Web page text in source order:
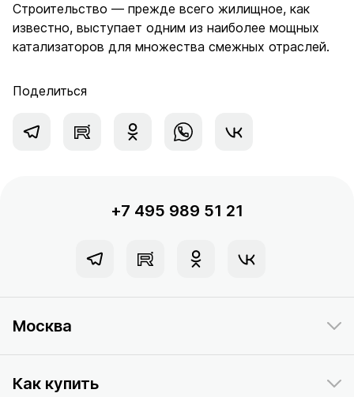
Строительство — прежде всего жилищное, как
известно, выступает одним из наиболее мощных
катализаторов для множества смежных отраслей.
Поделиться
+7 495 989 51 21
Москва
Как купить